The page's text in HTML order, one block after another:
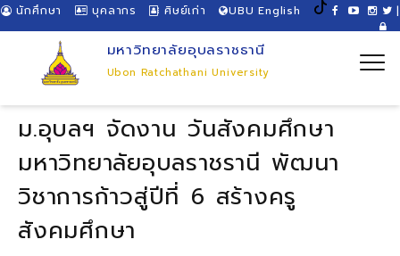
นักศึกษา บุคลากร ศิษย์เก่า UBU English |
มหาวิทยาลัยอุบลราชธานี
Ubon Ratchathani University
ม.อุบลฯ จัดงาน วันสังคมศึกษา
มหาวิทยาลัยอุบลราชรานี พัฒนา
วิชาการก้าวสู่ปีที่ 6 สร้างครู
สังคมศึกษา